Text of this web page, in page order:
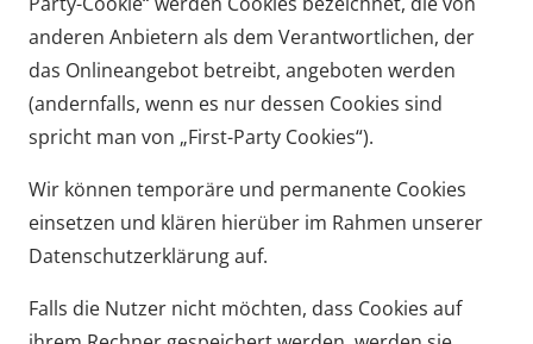
anderen Anbietern als dem Verantwortlichen, der
das Onlineangebot betreibt, angeboten werden
(andernfalls, wenn es nur dessen Cookies sind
spricht man von „First-Party Cookies“).
Wir können temporäre und permanente Cookies
einsetzen und klären hierüber im Rahmen unserer
Datenschutzerklärung auf.
Falls die Nutzer nicht möchten, dass Cookies auf